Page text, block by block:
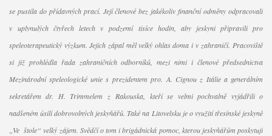
se pustila do přídavných prací. Její členové bez jakékoliv finanční odměny odpracovali
v uplynulých čtyřech letech v podzemí tisíce hodin, aby jeskyni připravili pro
speleoterapeutický výzkum. Jejich zápal měl velký ohlas doma i v zahraničí. Pracoviště
si již prohlédla řada zahraničních odborníků, mezi nimi i členové předsednictva
Mezinárodní speleologické unie s prezidentem pro. A. Cignou z Itálie a generálním
sekretářem dr. H. Trimmelem z Rakouska, kteří se velmi pochvalně vyjádřili o
nadšeném úsilí dobrovolných jeskyňářů. Také na Litovelsku je o využití třesínské jeskyně
„Ve štole“ velký zájem. Svědčí o tom i brigádnická pomoc, kterou jeskyňářům poskytují